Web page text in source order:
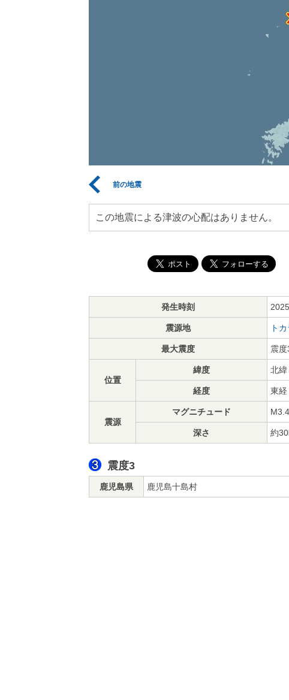
前の地震
この地震による津波の心配はありません。
発生時刻
震源地 ト
最大震度 震度
位置
緯度 北
経度 東
震源
マグニチュード M3.4
深さ 約
震度3
鹿児島県 鹿児島十島村